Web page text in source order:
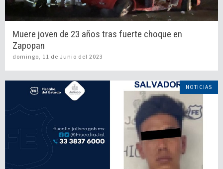
Muere joven de 23 años tras fuerte choque en
Zapopan
domingo, 11 de Junio del 2023
NOTICIAS